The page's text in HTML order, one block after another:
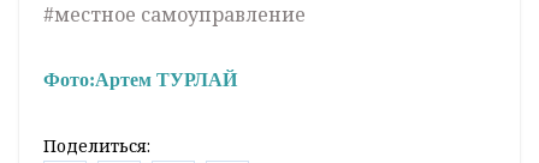
#местное самоуправление
Фото:Артем ТУРЛАЙ
Поделиться: